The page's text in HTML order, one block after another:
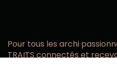
Pour tous les archi
TRAITS connectés et